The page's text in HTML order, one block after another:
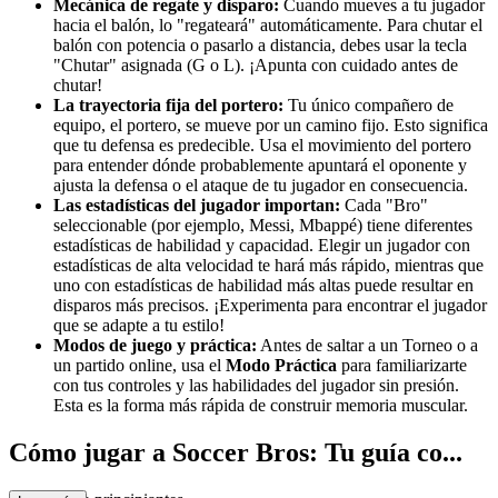
Mecánica de regate y disparo: Cuando mueves a tu jugador
hacia el balón, lo "regateará" automáticamente. Para chutar el
balón con potencia o pasarlo a distancia, debes usar la tecla
"Chutar" asignada (G o L). ¡Apunta con cuidado antes de
chutar!
La trayectoria fija del portero: Tu único compañero de
equipo, el portero, se mueve por un camino fijo. Esto significa
que tu defensa es predecible. Usa el movimiento del portero
para entender dónde probablemente apuntará el oponente y
ajusta la defensa o el ataque de tu jugador en consecuencia.
Las estadísticas del jugador importan: Cada "Bro"
seleccionable (por ejemplo, Messi, Mbappé) tiene diferentes
estadísticas de habilidad y capacidad. Elegir un jugador con
estadísticas de alta velocidad te hará más rápido, mientras que
uno con estadísticas de habilidad más altas puede resultar en
disparos más precisos. ¡Experimenta para encontrar el jugador
que se adapte a tu estilo!
Modos de juego y práctica: Antes de saltar a un Torneo o a
un partido online, usa el Modo Práctica para familiarizarte
con tus controles y las habilidades del jugador sin presión.
Esta es la forma más rápida de construir memoria muscular.
Cómo jugar a Soccer Bros: Tu guía co...